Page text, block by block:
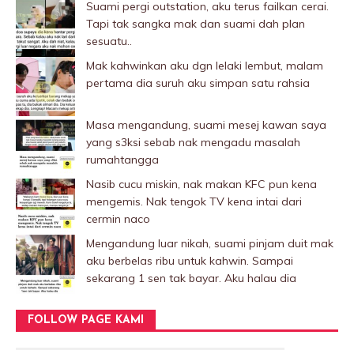
Suami pergi outstation, aku terus failkan cerai.
Tapi tak sangka mak dan suami dah plan
sesuatu..
Mak kahwinkan aku dgn lelaki Iembut, malam
pertama dia suruh aku simpan satu rahsia
Masa mengandung, suami mesej kawan saya
yang s3ksi sebab nak mengadu masalah
rumahtangga
Nasib cucu miskin, nak makan KFC pun kena
mengemis. Nak tengok TV kena intai dari
cermin naco
Mengandung luar nikah, suami pinjam duit mak
aku berbelas ribu untuk kahwin. Sampai
sekarang 1 sen tak bayar. Aku halau dia
FOLLOW PAGE KAMI